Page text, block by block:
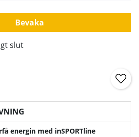
Bevaka
slut
energin med inSPORTline